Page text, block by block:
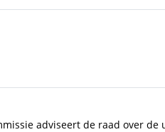
adviseert de raad over